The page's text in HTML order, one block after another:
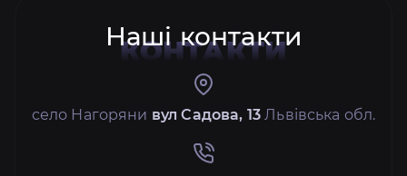
Наші контакти
КОНТАКТИ
село Нагоряни вул Садова, 13 Львівська обл.